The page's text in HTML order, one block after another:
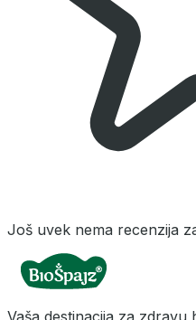
Još uvek nema recenzija
Vaša destinacija za zdravu